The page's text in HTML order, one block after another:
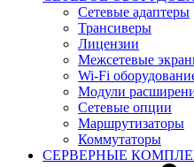
Сетевые адаптеры
Трансиверы
Лицензии
Межсетевые
Wi-Fi
Модули
Сетевые опции
Маршрутизаторы
Коммутаторы
СЕРВЕРНЫЕ